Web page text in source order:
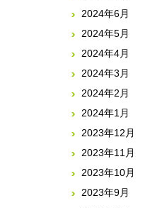
2024年6月
2024年5月
2024年4月
2024年3月
2024年2月
2024年1月
2023年12月
2023年11月
2023年10月
2023年9月